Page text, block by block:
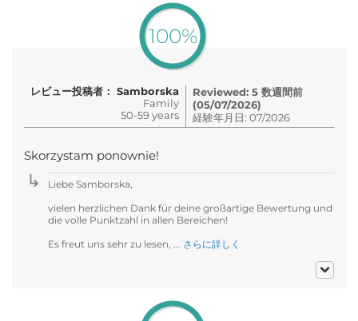
100%
レビュー投稿者： Samborska
Family
50-59 years
Reviewed: 5 数週間前
(05/07/2026)
経験年月日: 07/2026
Skorzystam ponownie!
Liebe Samborska,
vielen herzlichen Dank für deine großartige Bewertung und
die volle Punktzahl in allen Bereichen!
Es freut uns sehr zu lesen, ... さらに詳しく